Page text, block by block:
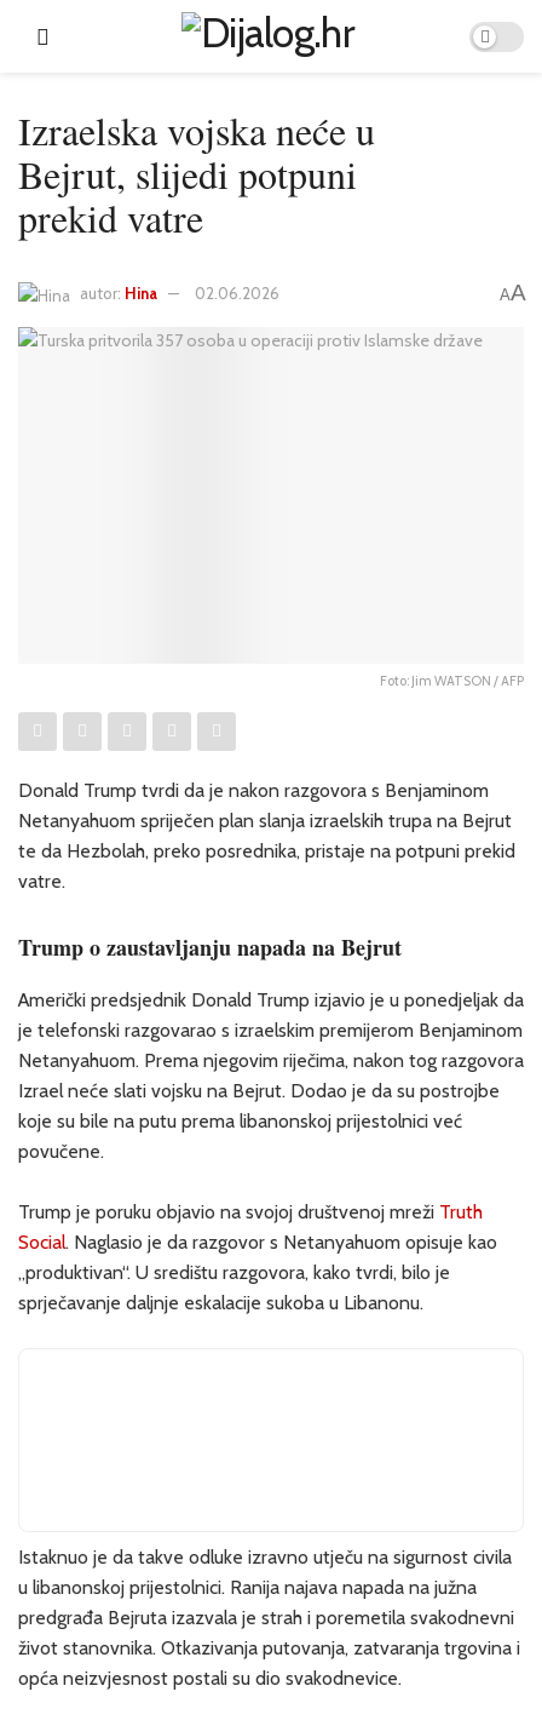
Izraelska vojska neće u
Bejrut, slijedi potpuni
prekid vatre
autor: Hina 02.06.2026 AA
Foto: Jim WATSON / AFP
Donald Trump tvrdi da je nakon razgovora s Benjaminom
Netanyahuom spriječen plan slanja izraelskih trupa na Bejrut
te da Hezbolah, preko posrednika, pristaje na potpuni prekid
vatre.
Trump o zaustavljanju napada na Bejrut
Američki predsjednik Donald Trump izjavio je u ponedjeljak da
je telefonski razgovarao s izraelskim premijerom Benjaminom
Netanyahuom. Prema njegovim riječima, nakon tog razgovora
Izrael neće slati vojsku na Bejrut. Dodao je da su postrojbe
koje su bile na putu prema libanonskoj prijestolnici već
povučene.
Trump je poruku objavio na svojoj društvenoj mreži Truth
Social. Naglasio je da razgovor s Netanyahuom opisuje kao
„produktivan“. U središtu razgovora, kako tvrdi, bilo je
sprječavanje daljnje eskalacije sukoba u Libanonu.
Istaknuo je da takve odluke izravno utječu na sigurnost civila
u libanonskoj prijestolnici. Ranija najava napada na južna
predgrađa Bejruta izazvala je strah i poremetila svakodnevni
život stanovnika. Otkazivanja putovanja, zatvaranja trgovina i
opća neizvjesnost postali su dio svakodnevice.